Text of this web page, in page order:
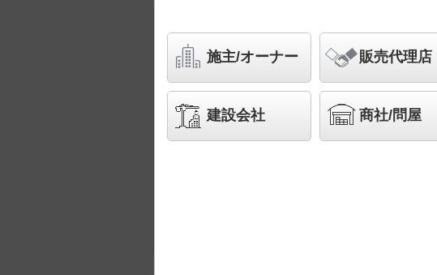
施主/オーナー 販売代理店
建設会社 商社/問屋